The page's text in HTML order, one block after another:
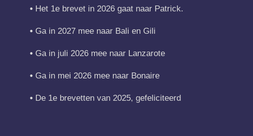
Het 1e brevet in 2026 gaat naar Patrick.
Ga in 2027 mee naar Bali en Gili
Ga in juli 2026 mee naar Lanzarote
Ga in mei 2026 mee naar Bonaire
De 1e brevetten van 2025, gefeliciteerd